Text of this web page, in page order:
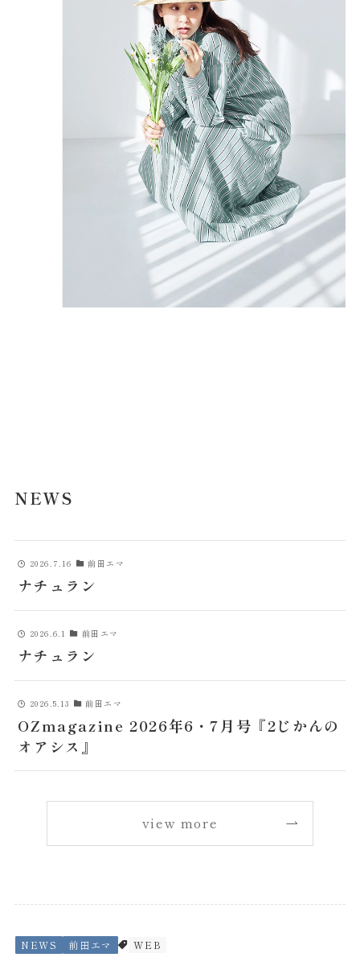
NEWS
2026.7.16 前田エマ
ナチュラン
2026.6.1 前田エマ
ナチュラン
2026.5.13 前田エマ
OZmagazine 2026年6・7月号『2じかんの
オアシス』
view more
NEWS 前田エマ WEB